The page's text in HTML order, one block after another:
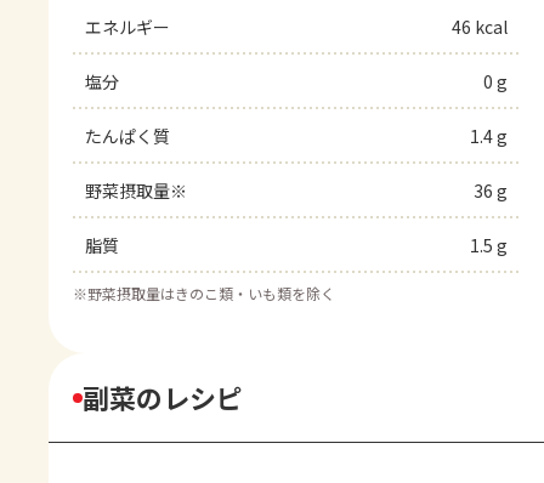
エネルギー 46 kcal
塩分 0 g
たんぱく質 1.4 g
野菜摂取量※ 36 g
脂質 1.5 g
※野菜摂取量はきのこ類・いも類を除く
副菜のレシピ